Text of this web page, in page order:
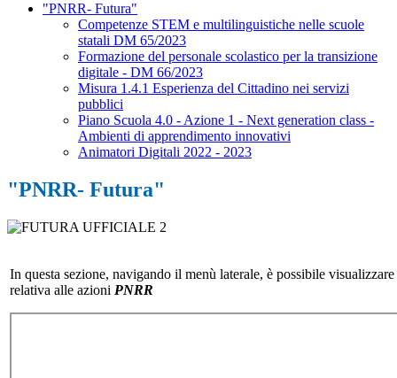
"PNRR- Futura"
Competenze STEM e multilinguistiche nelle scuole
statali DM 65/2023
Formazione del personale scolastico per la transizione
digitale - DM 66/2023
Misura 1.4.1 Esperienza del Cittadino nei servizi
pubblici
Piano Scuola 4.0 - Azione 1 - Next generation class -
Ambienti di apprendimento innovativi
Animatori Digitali 2022 - 2023
"PNRR- Futura"
In questa sezione, navigando il menù laterale, è possibile
relativa alle azioni PNRR